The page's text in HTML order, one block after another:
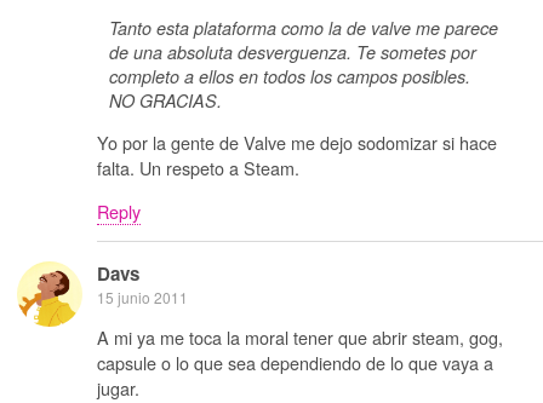
Tanto esta plataforma como la de valve me parece
de una absoluta desverguenza. Te sometes por
completo a ellos en todos los campos posibles.
NO GRACIAS.
Yo por la gente de Valve me dejo sodomizar si hace
falta. Un respeto a Steam.
Reply
Davs
15 junio 2011
A mi ya me toca la moral tener que abrir steam, gog,
capsule o lo que sea dependiendo de lo que vaya a
jugar.